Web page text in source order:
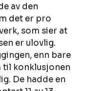
av den
det er pro
som sier at
er ulovlig.
enn bare
til konklusjonen
De hadde en